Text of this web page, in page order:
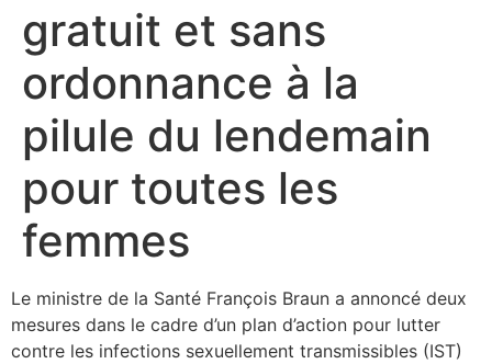
gratuit et sans
ordonnance à la
pilule du lendemain
pour toutes les
femmes
Le ministre de la Santé François Braun a annoncé deux
mesures dans le cadre d’un plan d’action pour lutter
contre les infections sexuellement transmissibles (IST)